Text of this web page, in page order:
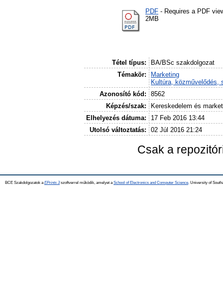
PDF - Requires a PDF
2MB
Tétel típus:
BA/BSc szakdolgozat
Témakör:
Marketing
Kultúra, közművelődés,
Azonosító kód:
8562
Képzés/szak:
Kereskedelem és
Elhelyezés dátuma:
17 Feb 2016 13:44
Utolsó változtatás:
02 Júl 2016 21:24
Csak a
BCE Szakdolgozatok a EPrints 3szoftverrel működik, amelyet a School of Electronics and Computer Science, University of